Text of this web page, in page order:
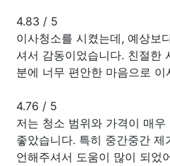
4.83 / 5
이사청소를 시켰는데, 예상보
셔서 감동이었습니다. 친절한
분에 너무 편안한 마음으로 이
4.76 / 5
저는 청소 범위와 가격이 매
좋았습니다. 특히 중간중간
언해주셔서 도움이 많이 되었